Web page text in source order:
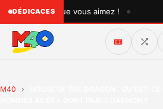
DÉDICACES
quelqu'un que vous aimez ! •
🎟️
M40 ›